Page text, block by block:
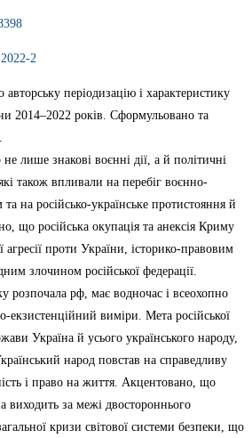
2
авторську періодизацію і характеристику
2014–2022 років. Сформульовано та
лише знакові воєнні дії, а й політичні
також впливали на перебіг воєнно-
на російсько-українське протистояння й
що російська окупація та анексія Криму
проти України, історико-правовим
злочином російської федерації.
розпочала рф, має водночас і всеохопно
екзистенційний виміри. Мета російської
Україна й усього українського народу,
народ повстав на справедливу
і право на життя. Акцентовано, що
виходить за межі двостороннього
кризи світової системи безпеки, що